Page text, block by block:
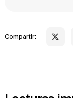
Compartir: